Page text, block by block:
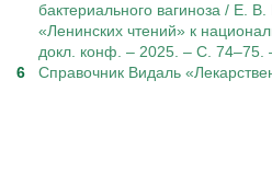
бактериального вагиноза / Е.
«Ленинских чтений» к
докл. конф. – 2025. – С. 74–75.
Справочник Видаль